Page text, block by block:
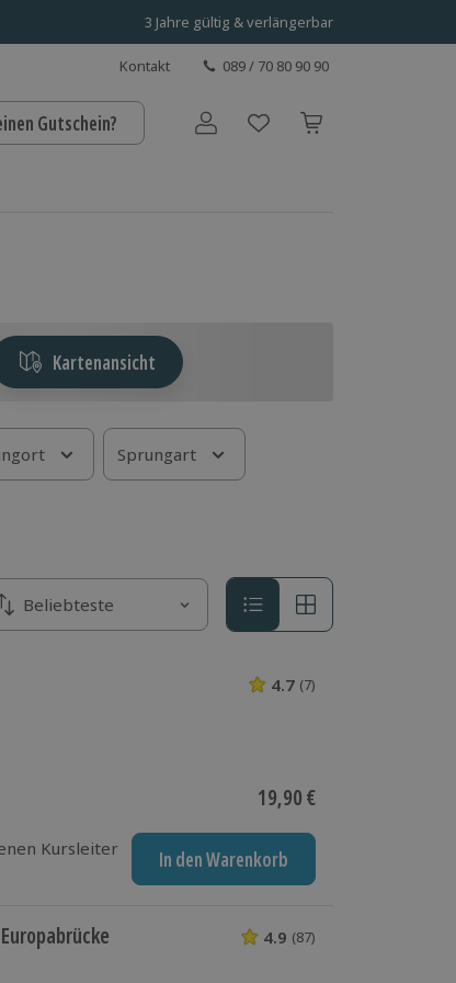
3 Jahre gültig & verlängerbar
Kontakt 089 / 70 80 90 90
Gutschein? Benutzerkonto
Kartenansicht
Sprungart
nach
Sortieren nach
Beliebteste
Kursleiter
4.7 (7)
Aktueller Preis
19,90 €
In den Warenkorb
4.9 (87)